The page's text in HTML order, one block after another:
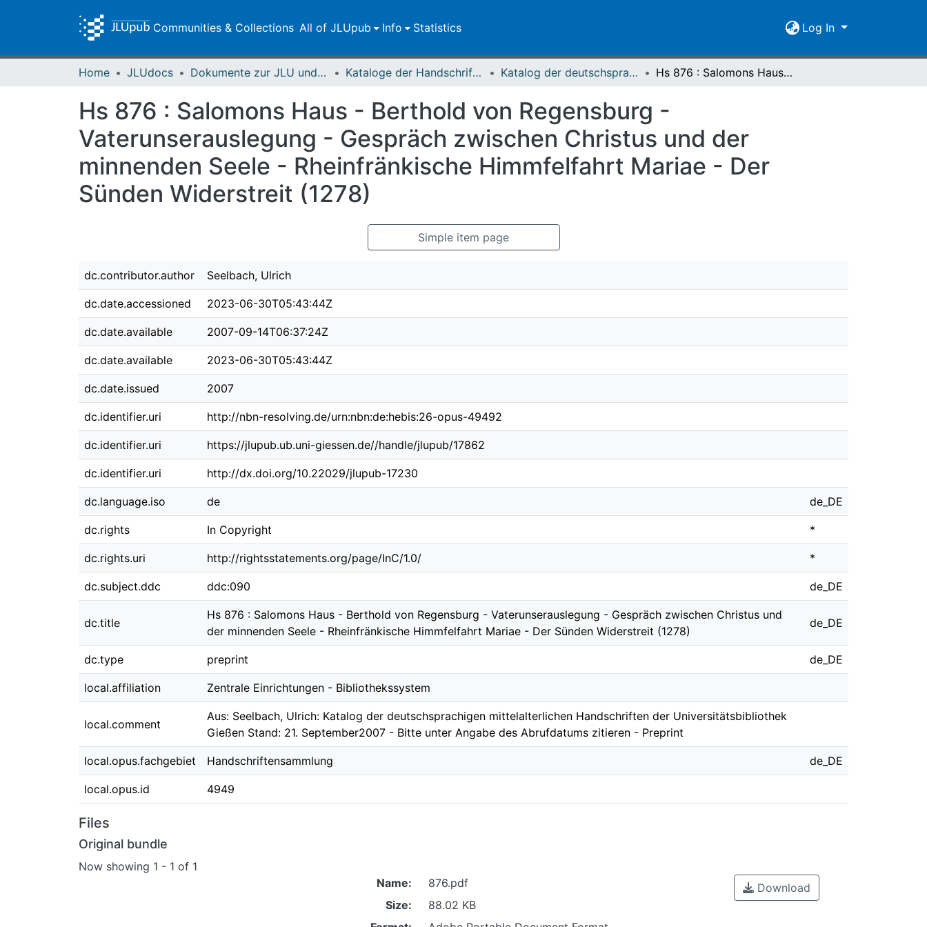
Communities & Collections All of JLUpub Info Statistics Log In
Home JLUdocs Dokumente zur JLU und ihren Sammlungen Kataloge der Handschriften der Universitätsbibliothek Katalog der deutschsprachigen mittelalterlichen Handschriften – Seelbach Hs 876 : Salomons Haus - Berthold von Regensburg - Vaterunserauslegung - Gespräch zwischen Christus und der minnenden Seele - Rheinfränkische Himmfelfahrt Mariae - Der Sünden Widerstreit (1278)
Hs 876 : Salomons Haus - Berthold von Regensburg -
Vaterunserauslegung - Gespräch zwischen Christus und der
minnenden Seele - Rheinfränkische Himmfelfahrt Mariae - Der
Sünden Widerstreit (1278)
Simple item page
dc.contributor.author Seelbach, Ulrich
dc.date.accessioned 2023-06-30T05:43:44Z
dc.date.available 2007-09-14T06:37:24Z
dc.date.available 2023-06-30T05:43:44Z
dc.date.issued 2007
dc.identifier.uri http://nbn-resolving.de/urn:nbn:de:hebis:26-opus-49492
dc.identifier.uri https://jlupub.ub.uni-giessen.de//handle/jlupub/17862
dc.identifier.uri http://dx.doi.org/10.22029/jlupub-17230
dc.language.iso de de_DE
dc.rights In Copyright *
dc.rights.uri http://rightsstatements.org/page/InC/1.0/ *
dc.subject.ddc ddc:090 de_DE
dc.title
Hs 876 : Salomons Haus - Berthold von Regensburg - Vaterunserauslegung - Gespräch zwischen Christus und
der minnenden Seele - Rheinfränkische Himmfelfahrt Mariae - Der Sünden Widerstreit (1278)
de_DE
dc.type preprint de_DE
local.affiliation Zentrale Einrichtungen - Bibliothekssystem
local.comment
Aus: Seelbach, Ulrich: Katalog der deutschsprachigen mittelalterlichen Handschriften der Universitätsbibliothek
Gießen Stand: 21. September2007 - Bitte unter Angabe des Abrufdatums zitieren - Preprint
local.opus.fachgebiet Handschriftensammlung de_DE
local.opus.id 4949
Files
Original bundle
Now showing 1 - 1 of 1
Name:
876.pdf
Size:
88.02 KB
Download